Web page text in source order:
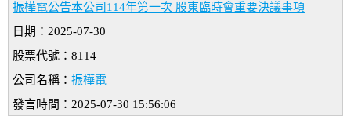
振樺電公告本公司114年第一次 股東臨時會重要決議事項
日期：2025-07-30
股票代號：8114
公司名稱： 振樺電
發言時間：2025-07-30 15:56:06